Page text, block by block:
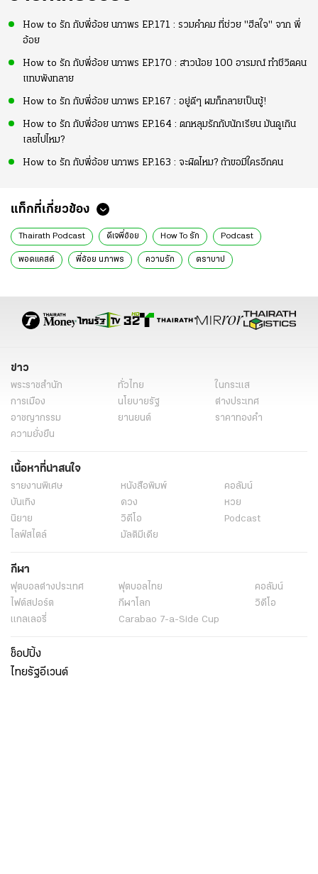
How to รัก กับพี่อ้อย นภาพร EP.171 : รวมคำคม ที่ช่วย "ฮีลใจ" จาก พี่
อ้อย
How to รัก กับพี่อ้อย นภาพร EP.170 : สาวน้อย 100 อารมณ์ ทำชีวิตคน
แทบพังทลาย
How to รัก กับพี่อ้อย นภาพร EP.167 : อยู่ดีๆ ผมก็กลายเป็นชู้!
How to รัก กับพี่อ้อย นภาพร EP.164 : ตกหลุมรักกับนักเรียน มันดูเกิน
เลยไปไหม?
How to รัก กับพี่อ้อย นภาพร EP.163 : จะผิดไหม? ถ้าขอมีใครอีกคน
แท็กที่เกี่ยวข้อง
Thairath Podcast ดีเจพี่อ้อย How To รัก Podcast
พอดแคสต์ พี่อ้อย นภาพร ความรัก ตราบาป
ข่าว
พระราชสำนัก ทั่วไทย
ในกระแส
การเมือง
นโยบายรัฐ
ต่างประเทศ
อาชญากรรม
ยานยนต์
ราคาทองคำ
ความยั่งยืน
เนื้อหาที่น่าสนใจ
รายงานพิเศษ หนังสือพิมพ์
คอลัมน์
บันเทิง
ดวง
หวย
นิยาย
วิดีโอ
Podcast
ไลฟ์สไตล์
มัลติมีเดีย
กีฬา
ฟุตบอลต่่างประเทศ ฟุตบอลไทย
คอลัมน์
ไฟต์สปอร์ต
กีฬาโลก
วิดีโอ
แกลเลอรี่
Carabao 7-a-Side Cup
ช็อปปิ้ง
ไทยรัฐอีเวนต์